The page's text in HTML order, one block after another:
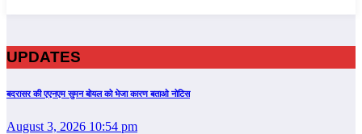
UPDATES
बदरासर की एएनएम सुमन बोयल को भेजा कारण बताओ नोटिस
August 3, 2026 10:54 pm